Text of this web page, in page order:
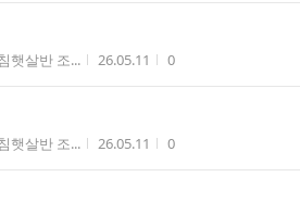
자
햇살반 조... 작성시간
26.05.11 조회수
0
자
햇살반 조... 작성시간
26.05.11 조회수
0